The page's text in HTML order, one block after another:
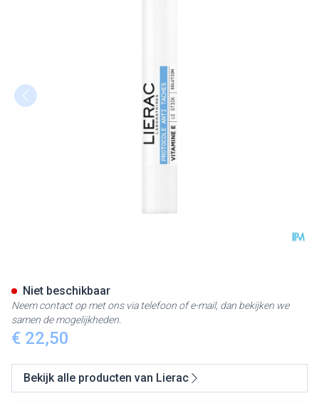
€ 22,50
Niet beschikbaar
Neem contact op met ons via telefoon of e-mail, dan bekijken we
samen de mogelijkheden.
Bekijk alle producten van Lierac